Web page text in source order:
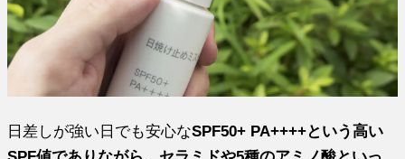
日差しが強い日でも安心なSPF50+ PA++++という高い